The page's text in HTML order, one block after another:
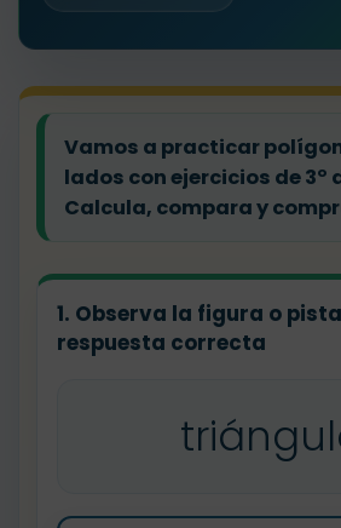
Vamos a practicar
lados con ejercicios de 3º
Calcula, compara y
1. Observa la figura o
respuesta correcta